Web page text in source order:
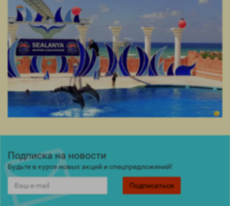
Подписка на новости
Будьте в курсе новых акций и спецпредложений!
Подписаться